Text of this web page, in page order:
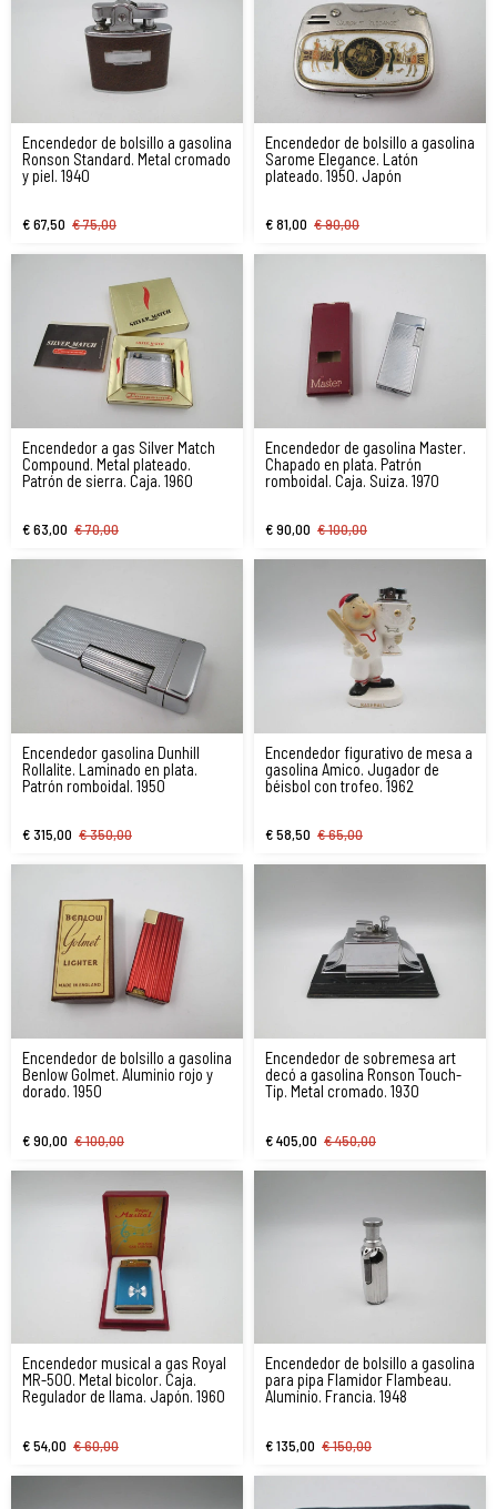
Encendedor de bolsillo a gasolina
Ronson Standard. Metal cromado
y piel. 1940
€ 67,50 € 75,00
Encendedor de bolsillo a gasolina
Sarome Elegance. Latón
plateado. 1950. Japón
€ 81,00 € 90,00
Encendedor a gas Silver Match
Compound. Metal plateado.
Patrón de sierra. Caja. 1960
€ 63,00 € 70,00
Encendedor de gasolina Master.
Chapado en plata. Patrón
romboidal. Caja. Suiza. 1970
€ 90,00 € 100,00
Encendedor gasolina Dunhill
Rollalite. Laminado en plata.
Patrón romboidal. 1950
€ 315,00 € 350,00
Encendedor figurativo de mesa a
gasolina Amico. Jugador de
béisbol con trofeo. 1962
€ 58,50 € 65,00
Encendedor de bolsillo a gasolina
Benlow Golmet. Aluminio rojo y
dorado. 1950
€ 90,00 € 100,00
Encendedor de sobremesa art
decó a gasolina Ronson Touch-
Tip. Metal cromado. 1930
€ 405,00 € 450,00
Encendedor musical a gas Royal
MR-500. Metal bicolor. Caja.
Regulador de llama. Japón. 1960
€ 54,00 € 60,00
Encendedor de bolsillo a gasolina
para pipa Flamidor Flambeau.
Aluminio. Francia. 1948
€ 135,00 € 150,00